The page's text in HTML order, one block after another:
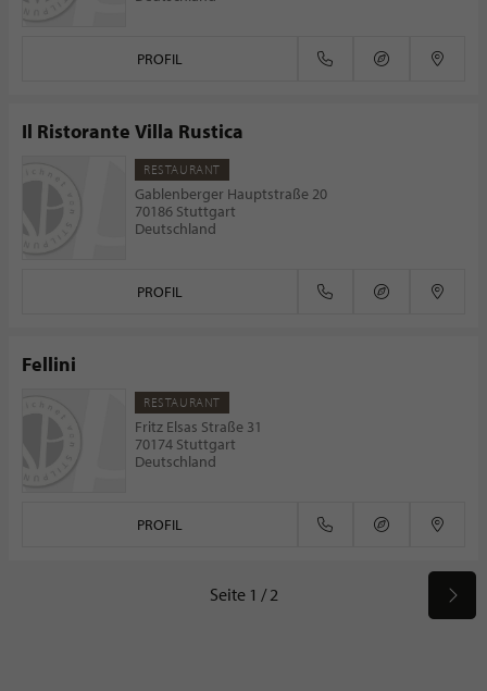
PROFIL
Il Ristorante Villa Rustica
RESTAURANT
Gablenberger Hauptstraße 20
70186 Stuttgart
Deutschland
PROFIL
Fellini
RESTAURANT
Fritz Elsas Straße 31
70174 Stuttgart
Deutschland
PROFIL
Seite 1 / 2